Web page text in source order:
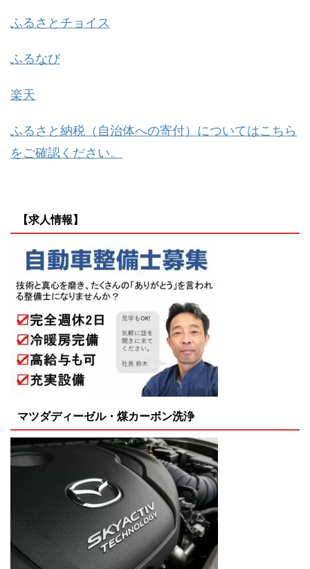
ふるさとチョイス
ふるなび
楽天
ふるさと納税（自治体への寄付）についてはこちら
をご確認ください。
【求人情報】
マツダディーゼル・煤カーボン洗浄